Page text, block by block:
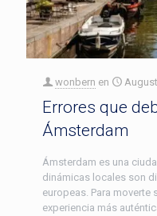
wonbern en
Errores que
Ámsterdam
Ámsterdam es una
dinámicas locales son
europeas. Para moverte
experiencia más